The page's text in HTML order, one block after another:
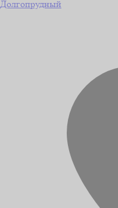
Долгопрудный